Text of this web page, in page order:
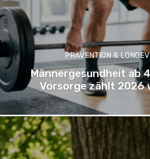
PRÄVENTION &
Männergesundheit ab
Vorsorge zählt 2026